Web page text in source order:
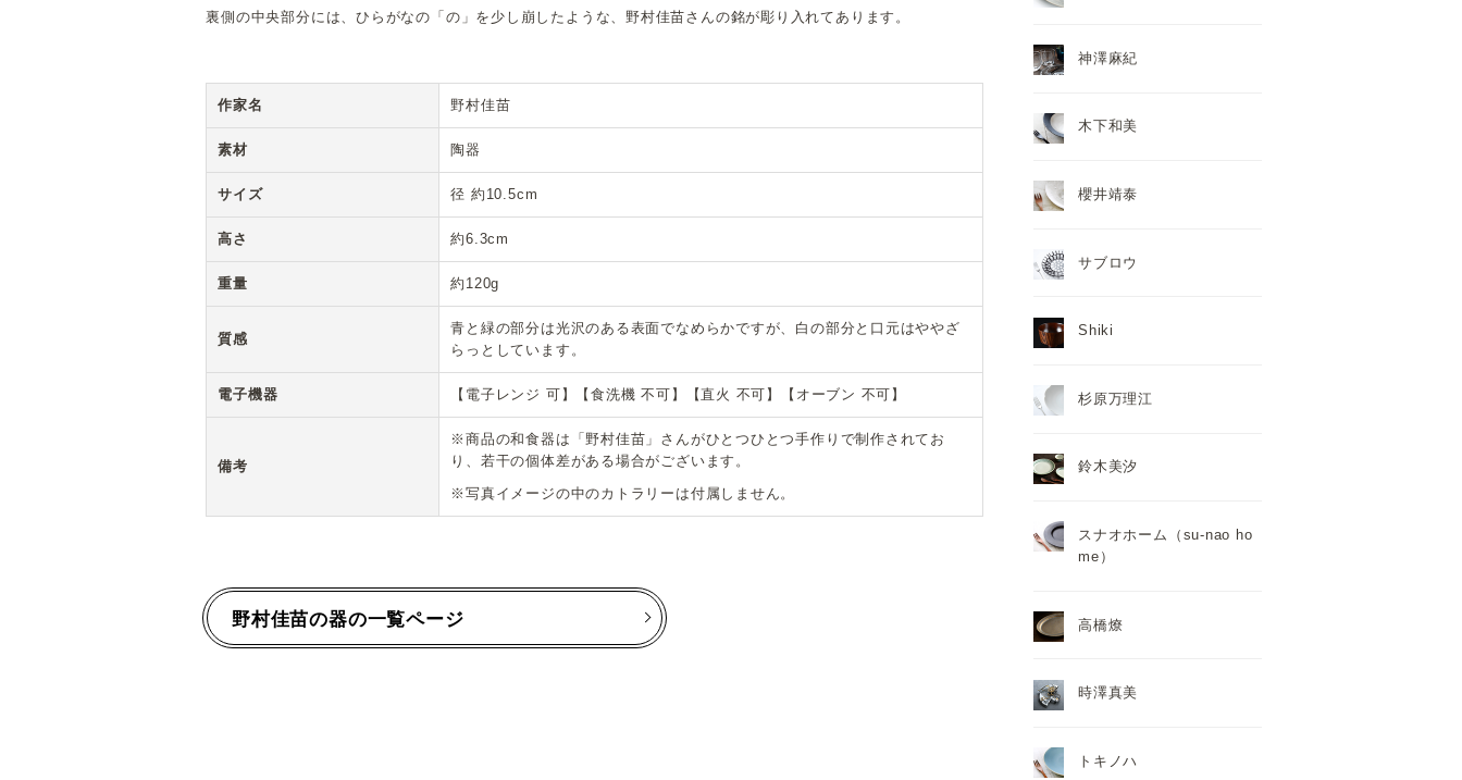
裏側の中央部分には、ひらがなの「の」を少し崩したような、野村佳苗さんの銘が彫り入れてあります。
作家名 野村佳苗
素材 陶器
サイズ 径 約10.5cm
高さ 約6.3cm
重量 約120g
質感
青と緑の部分は光沢のある表面でなめらかですが、白の部分と口元はややざ
らっとしています。
電子機器 【電子レンジ 可】【食洗機 不可】【直火 不可】【オーブン 不可】
備考
※商品の和食器は「野村佳苗」さんがひとつひとつ手作りで制作されてお
り、若干の個体差がある場合がございます。
※写真イメージの中のカトラリーは付属しません。
野村佳苗の器の一覧ページ
神澤麻紀
木下和美
櫻井靖泰
サブロウ
Shiki
杉原万理江
鈴木美汐
スナオホーム（su-nao ho
me）
高橋燎
時澤真美
トキノハ